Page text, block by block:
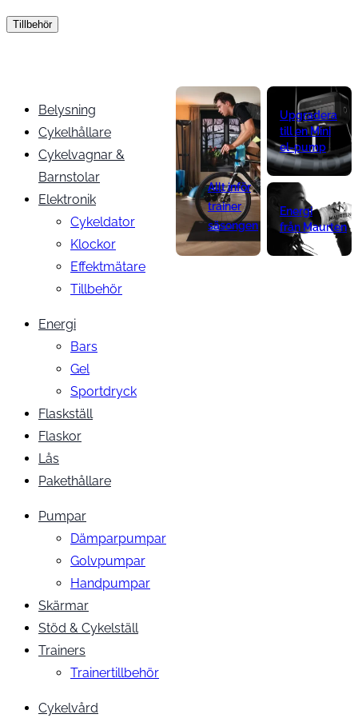
Tillbehör
Belysning
Cykelhållare
Cykelvagnar &
Barnstolar
Elektronik
Cykeldator
Klockor
Effektmätare
Tillbehör
Energi
Bars
Gel
Sportdryck
Flaskställ
Flaskor
Lås
Pakethållare
Pumpar
Dämparpumpar
Golvpumpar
Handpumpar
Skärmar
Stöd & Cykelställ
Trainers
Trainertillbehör
Cykelvård
Allt inför
trainer
säsongen
Upgradera
till en Mini
el-pump
Energi
från Maurten